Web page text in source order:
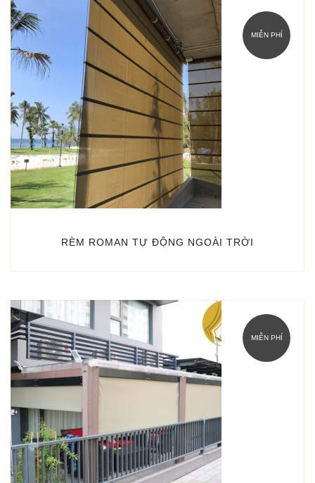
MIỄN PHÍ
RÈM ROMAN TỰ ĐỘNG NGOÀI TRỜI
MIỄN PHÍ